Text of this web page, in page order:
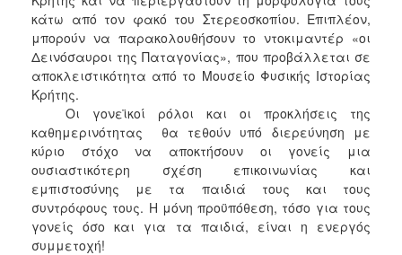
κάτω από τον φακό του Στερεοσκοπίου. Επιπλέον,
μπορούν να παρακολουθήσουν το ντοκιμαντέρ «οι
Δεινόσαυροι της Παταγονίας», που προβάλλεται σε
αποκλειστικότητα από το Μουσείο Φυσικής Ιστορίας
Κρήτης.
Οι γονεϊκοί ρόλοι και οι προκλήσεις της
καθημερινότητας θα τεθούν υπό διερεύνηση με
κύριο στόχο να αποκτήσουν οι γονείς μια
ουσιαστικότερη σχέση επικοινωνίας και
εμπιστοσύνης με τα παιδιά τους και τους
συντρόφους τους. Η μόνη προϋπόθεση, τόσο για τους
γονείς όσο και για τα παιδιά, είναι η ενεργός
συμμετοχή!